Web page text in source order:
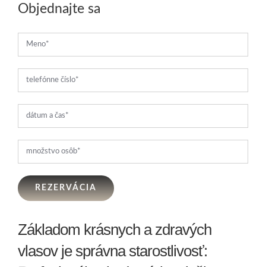
Objednajte sa
REZERVÁCIA
Základom krásnych a zdravých
vlasov je správna starostlivosť: